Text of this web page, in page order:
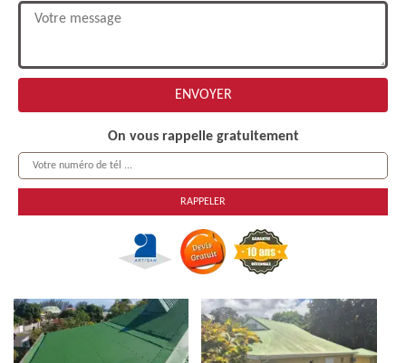
On vous rappelle gratuitement